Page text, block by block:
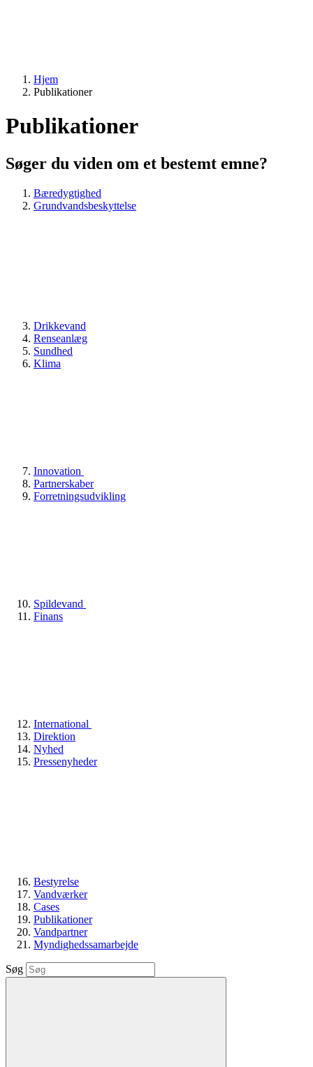
Hjem
Publikationer
Publikationer
Søger du viden om et bestemt emne?
Bæredygtighed
Grundvandsbeskyttelse
Drikkevand
Renseanlæg
Sundhed
Klima
Innovation
Partnerskaber
Forretningsudvikling
Spildevand
Finans
International
Direktion
Nyhed
Pressenyheder
Bestyrelse
Vandværker
Cases
Publikationer
Vandpartner
Myndighedssamarbejde
Søg